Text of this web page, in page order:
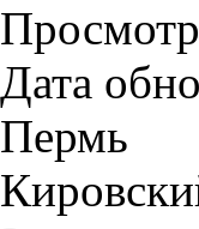
Дата
Пермь